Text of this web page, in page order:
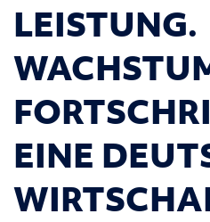
LEISTUNG.
EINE